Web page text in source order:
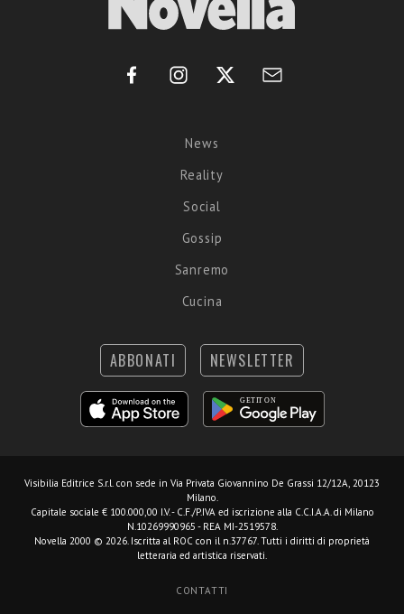
News
Reality
Social
Gossip
Sanremo
Cucina
ABBONATI NEWSLETTER
Visibilia Editrice S.r.l. con sede in Via Privata Giovannino De Grassi 12/12A, 20123
Milano.
Capitale sociale € 100.000,00 I.V. - C.F./P.IVA ed iscrizione alla C.C.I.A.A. di Milano
N.10269990965 - REA MI-2519578.
Novella 2000 © 2026. Iscritta al ROC con il n.37767. Tutti i diritti di proprietà
letteraria ed artistica riservati.
CONTATTI